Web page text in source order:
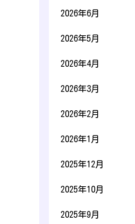
2026年6月
2026年5月
2026年4月
2026年3月
2026年2月
2026年1月
2025年12月
2025年10月
2025年9月